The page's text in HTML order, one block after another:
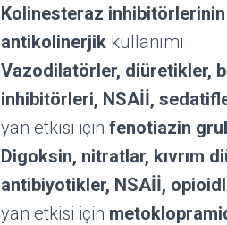
Kolinesteraz inhibitörlerinin
antikolinerjik kullanımı
Vazodilatörler, diüretikler,
inhibitörleri, NSAİİ,
yan etkisi için fenotiazin
Digoksin, nitratlar, kıvrım
antibiyotikler, NSAİİ,
yan etkisi için